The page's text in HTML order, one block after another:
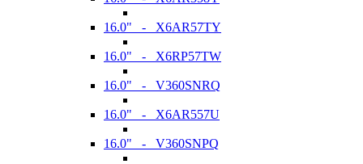
16.0" - X6AR57TY
16.0" - X6RP57TW
16.0" - V360SNRQ
16.0" - X6AR557U
16.0" - V360SNPQ